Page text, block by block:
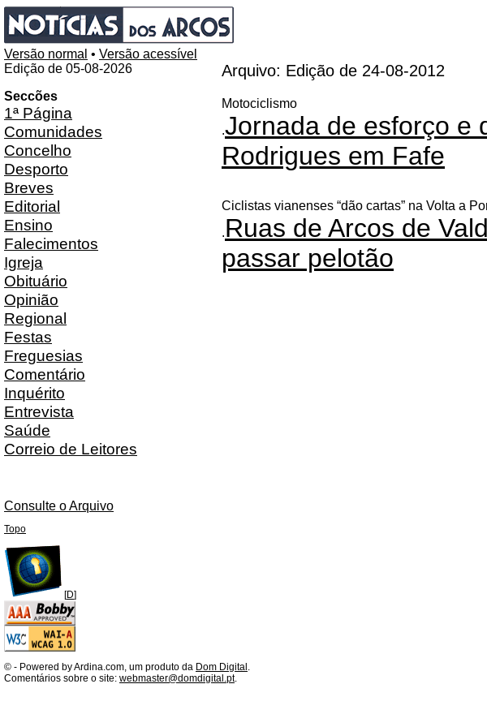
Versão normal • Versão acessível
Edição de 05-08-2026
Seccões
1ª Página
Comunidades
Concelho
Desporto
Breves
Editorial
Ensino
Falecimentos
Igreja
Obituário
Opinião
Regional
Festas
Freguesias
Comentário
Inquérito
Entrevista
Saúde
Correio de Leitores
Consulte o Arquivo
Arquivo: Edição de 24-08-2012
Motociclismo
.Jornada de esforço e
Rodrigues em Fafe
Ciclistas vianenses “dão cartas” na Volta a
.Ruas de Arcos de
passar pelotão
Topo
[D]
© - Powered by Ardina.com, um produto da Dom Digital .
Comentários sobre o site: webmaster@domdigital.pt.